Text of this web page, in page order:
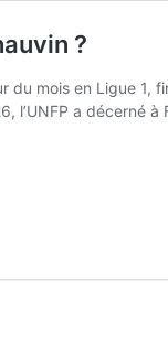
?
du mois en Ligue 1,
l’UNFP a décerné